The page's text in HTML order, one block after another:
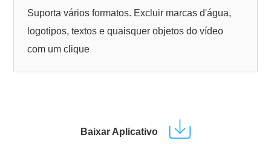
Suporta vários formatos. Excluir marcas d'água,
logotipos, textos e quaisquer objetos do vídeo
com um clique
Baixar Aplicativo